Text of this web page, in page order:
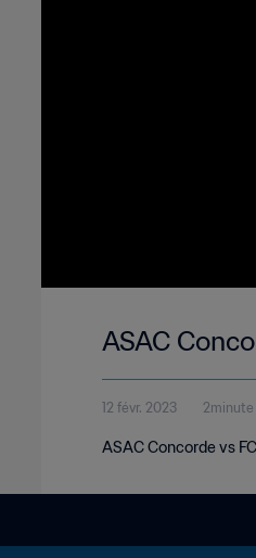
ASAC
12 févr. 2023 2minute
ASAC Concorde vs